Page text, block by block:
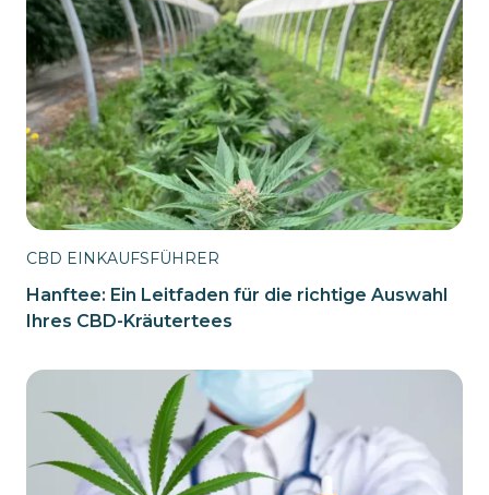
CBD EINKAUFSFÜHRER
Hanftee: Ein Leitfaden für die richtige Auswahl
Ihres CBD-Kräutertees